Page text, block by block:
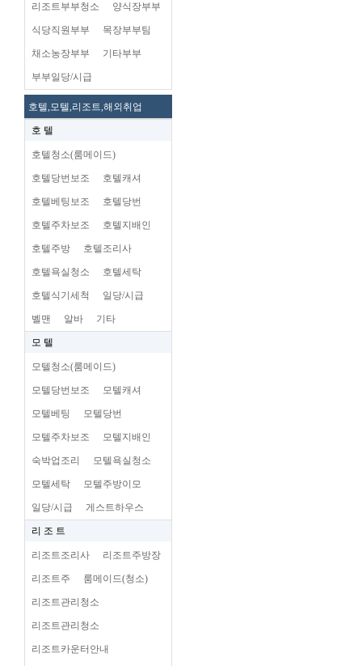
리조트부부청소 양식장부부
식당직원부부 목장부부팀
채소농장부부 기타부부
부부일당/시급
호텔,모텔,리조트,해외취업
호 텔
호텔청소(룸메이드)
호텔당번보조 호텔캐셔
호텔베팅보조 호텔당번
호텔주차보조 호텔지배인
호텔주방 호텔조리사
호텔욕실청소 호텔세탁
호텔식기세척 일당/시급
벨맨 알바 기타
모 텔
모텔청소(룸메이드)
모텔당번보조 모텔캐셔
모텔베팅 모텔당번
모텔주차보조 모텔지배인
숙박업조리 모텔욕실청소
모텔세탁 모텔주방이모
일당/시급 게스트하우스
리 조 트
리조트조리사 리조트주방장
리조트주 룸메이드(청소)
리조트관리청소
리조트관리청소
리조트카운터안내